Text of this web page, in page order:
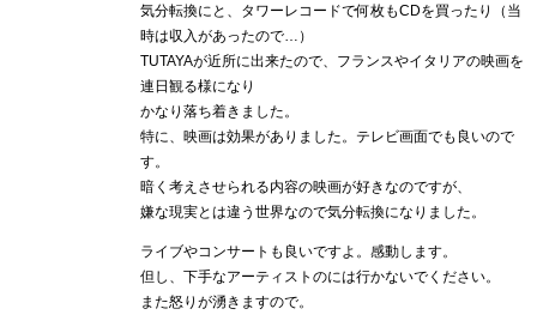
気分転換にと、タワーレコードで何枚もCDを買ったり（当
時は収入があったので…）
TUTAYAが近所に出来たので、フランスやイタリアの映画を
連日観る様になり
かなり落ち着きました。
特に、映画は効果がありました。テレビ画面でも良いので
す。
暗く考えさせられる内容の映画が好きなのですが、
嫌な現実とは違う世界なので気分転換になりました。
ライブやコンサートも良いですよ。感動します。
但し、下手なアーティストのには行かないでください。
また怒りが湧きますので。